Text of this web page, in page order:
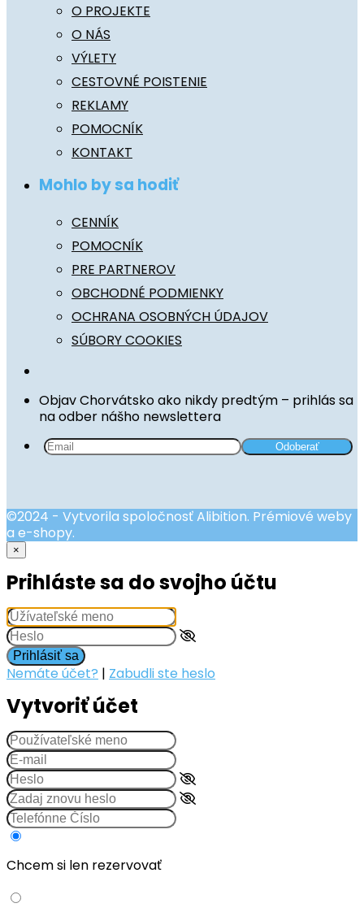
O PROJEKTE
O NÁS
VÝLETY
CESTOVNÉ POISTENIE
REKLAMY
POMOCNÍK
KONTAKT
Mohlo by sa hodiť
CENNÍK
POMOCNÍK
PRE PARTNEROV
OBCHODNÉ PODMIENKY
OCHRANA OSOBNÝCH ÚDAJOV
SÚBORY COOKIES
Objav Chorvátsko ako nikdy predtým – prihlás sa
na odber nášho newslettera
©2024 - Vytvorila spoločnosť Alibition. Prémiové weby
a e-shopy.
×
Prihláste sa do svojho účtu
Prihlásiť sa
Nemáte účet? | Zabudli ste heslo
Vytvoriť účet
Chcem si len rezervovať